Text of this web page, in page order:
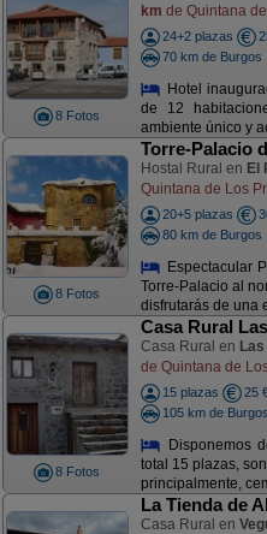
8 Fotos
km de Quintana
24+2 plazas
70 km de Burgos
Hotel
de 12
ambiente único y
8 Fotos
Torre-Palacio
Hostal Rural en El
Quintana de Los
20+5 plazas
80 km de Burgos
Espectacular
Torre-Palacio al
disfrutarás de una
8 Fotos
Casa Rural
Casa Rural en
de Quintana de
15 plazas
25
105 km de Burgos
Disponemos
total 15 plazas,
principalmente,
La Tienda de
Casa Rural en